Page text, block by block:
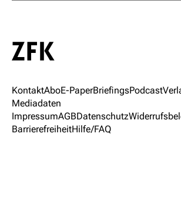
KontaktAboE-PaperBriefingsPodcast
Mediadaten
ImpressumAGBDatenschutz
BarrierefreiheitHilfe/FAQ